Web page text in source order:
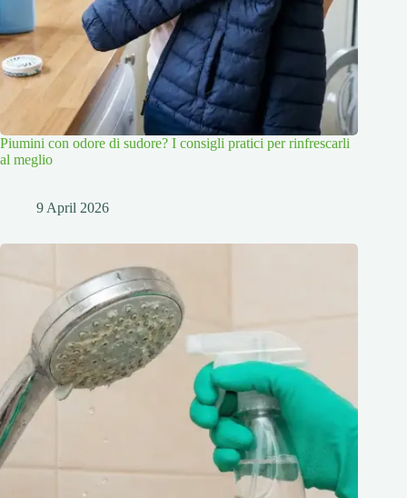
Piumini con odore di sudore? I consigli pratici per rinfrescarli
al meglio
9 April 2026